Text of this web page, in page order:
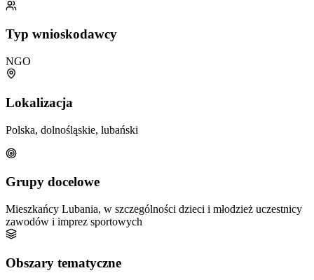
Typ wnioskodawcy
NGO
Lokalizacja
Polska, dolnośląskie, lubański
Grupy docelowe
Mieszkańcy Lubania, w szczególności dzieci i młodzież uczestnicy
zawodów i imprez sportowych
Obszary tematyczne